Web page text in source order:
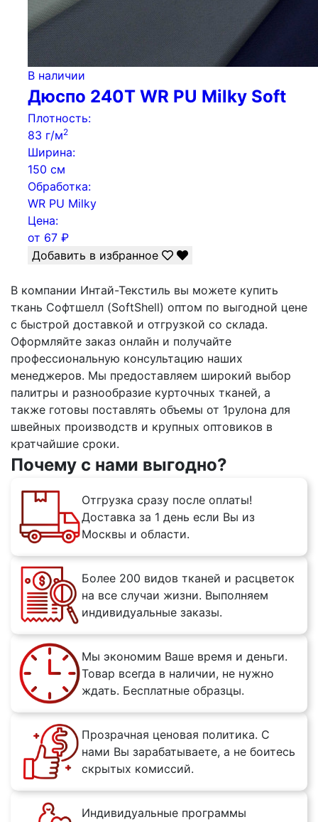
В наличии
Дюспо 240Т WR PU Milky Soft
Плотность:
83 г/м2
Ширина:
150 см
Обработка:
WR PU Milky
Цена:
от 67 ₽
Добавить в избранное
В компании Интай-Текстиль вы можете купить
ткань Софтшелл (SoftShell) оптом по выгодной цене
с быстрой доставкой и отгрузкой со склада.
Оформляйте заказ онлайн и получайте
профессиональную консультацию наших
менеджеров. Мы предоставляем широкий выбор
палитры и разнообразие курточных тканей, а
также готовы поставлять объемы от 1рулона для
швейных производств и крупных оптовиков в
кратчайшие сроки.
Почему с нами выгодно?
Отгрузка сразу после оплаты!
Доставка за 1 день если Вы из
Москвы и области.
Более 200 видов тканей и расцветок
на все случаи жизни. Выполняем
индивидуальные заказы.
Мы экономим Ваше время и деньги.
Товар всегда в наличии, не нужно
ждать. Бесплатные образцы.
Прозрачная ценовая политика. С
нами Вы зарабатываете, а не боитесь
скрытых комиссий.
Индивидуальные программы